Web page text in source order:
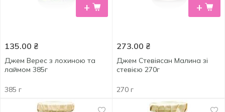
+
135.00 ₴
Джем Верес з лохиною та
лаймом 385г
385 г
+
273.00 ₴
Джем Стевіясан Малина зі
стевією 270г
270 г